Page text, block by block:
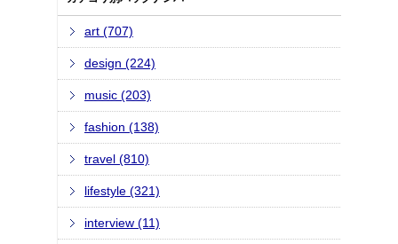
art (707)
design (224)
music (203)
fashion (138)
travel (810)
lifestyle (321)
interview (11)